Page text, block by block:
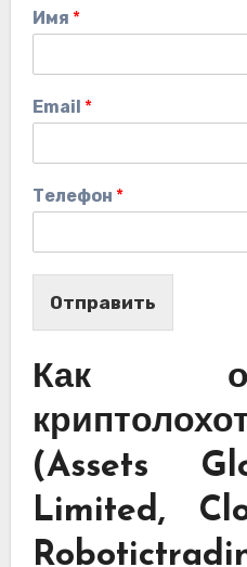
Имя *
Email *
Телефон *
Отправить
Как
(Assets
Limited,